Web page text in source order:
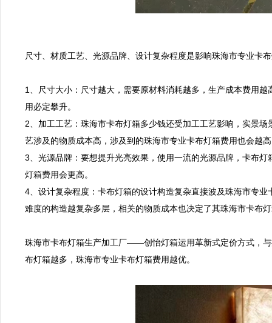
尺寸、材质工艺、光源品牌、设计复杂程度是影响珠海市专业卡
1、尺寸大小：尺寸越大，需要原材料消耗越多，生产成本费用
用必定攀升。
2、加工工艺：珠海市卡布灯箱多少钱还受加工工艺影响，实景
艺涉及的物质成本高，涉及到的珠海市专业卡布灯箱费用也会越
3、光源品牌：要想提升光亮效果，使用一流的光源品牌，卡布
灯箱费用会更高。
4、设计复杂程度：卡布灯箱的设计构造复杂直接波及珠海市专
难度的构造越复杂多层，相关的物质成本也决定了其珠海市卡布
珠海市卡布灯箱生产加工厂——创怡灯箱运用革新式定价方式，
布灯箱越多，珠海市专业卡布灯箱费用越优。